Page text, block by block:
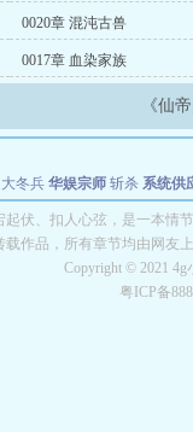
0020章 混沌古兽
0017章 血染家族
《仙
冬兵 华娱宗师 斩杀 系统供
交易 全职武神 位面复制大师
起伏、扣人心弦，是一本情
作品，所有章节均由网友
Copyright © 2021 4g
粤ICP备